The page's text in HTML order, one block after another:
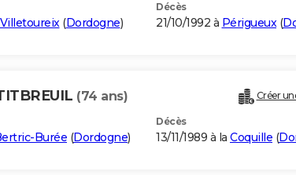
Villetoureix(Dordogne)
Décès
21/10/1992 à Périgueux(
(74 ans) Créer
Burée (Dordogne)
Décès
13/11/1989 à la Coquille (